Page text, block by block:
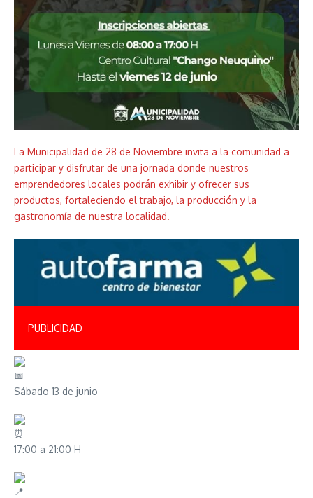
La Municipalidad de 28 de Noviembre invita a la comunidad a
participar y disfrutar de una jornada donde nuestros
emprendedores locales podrán exhibir y ofrecer sus
productos, fortaleciendo el trabajo, la producción y la
gastronomía de nuestra localidad.
PUBLICIDAD
Sábado 13 de junio
17:00 a 21:00 H